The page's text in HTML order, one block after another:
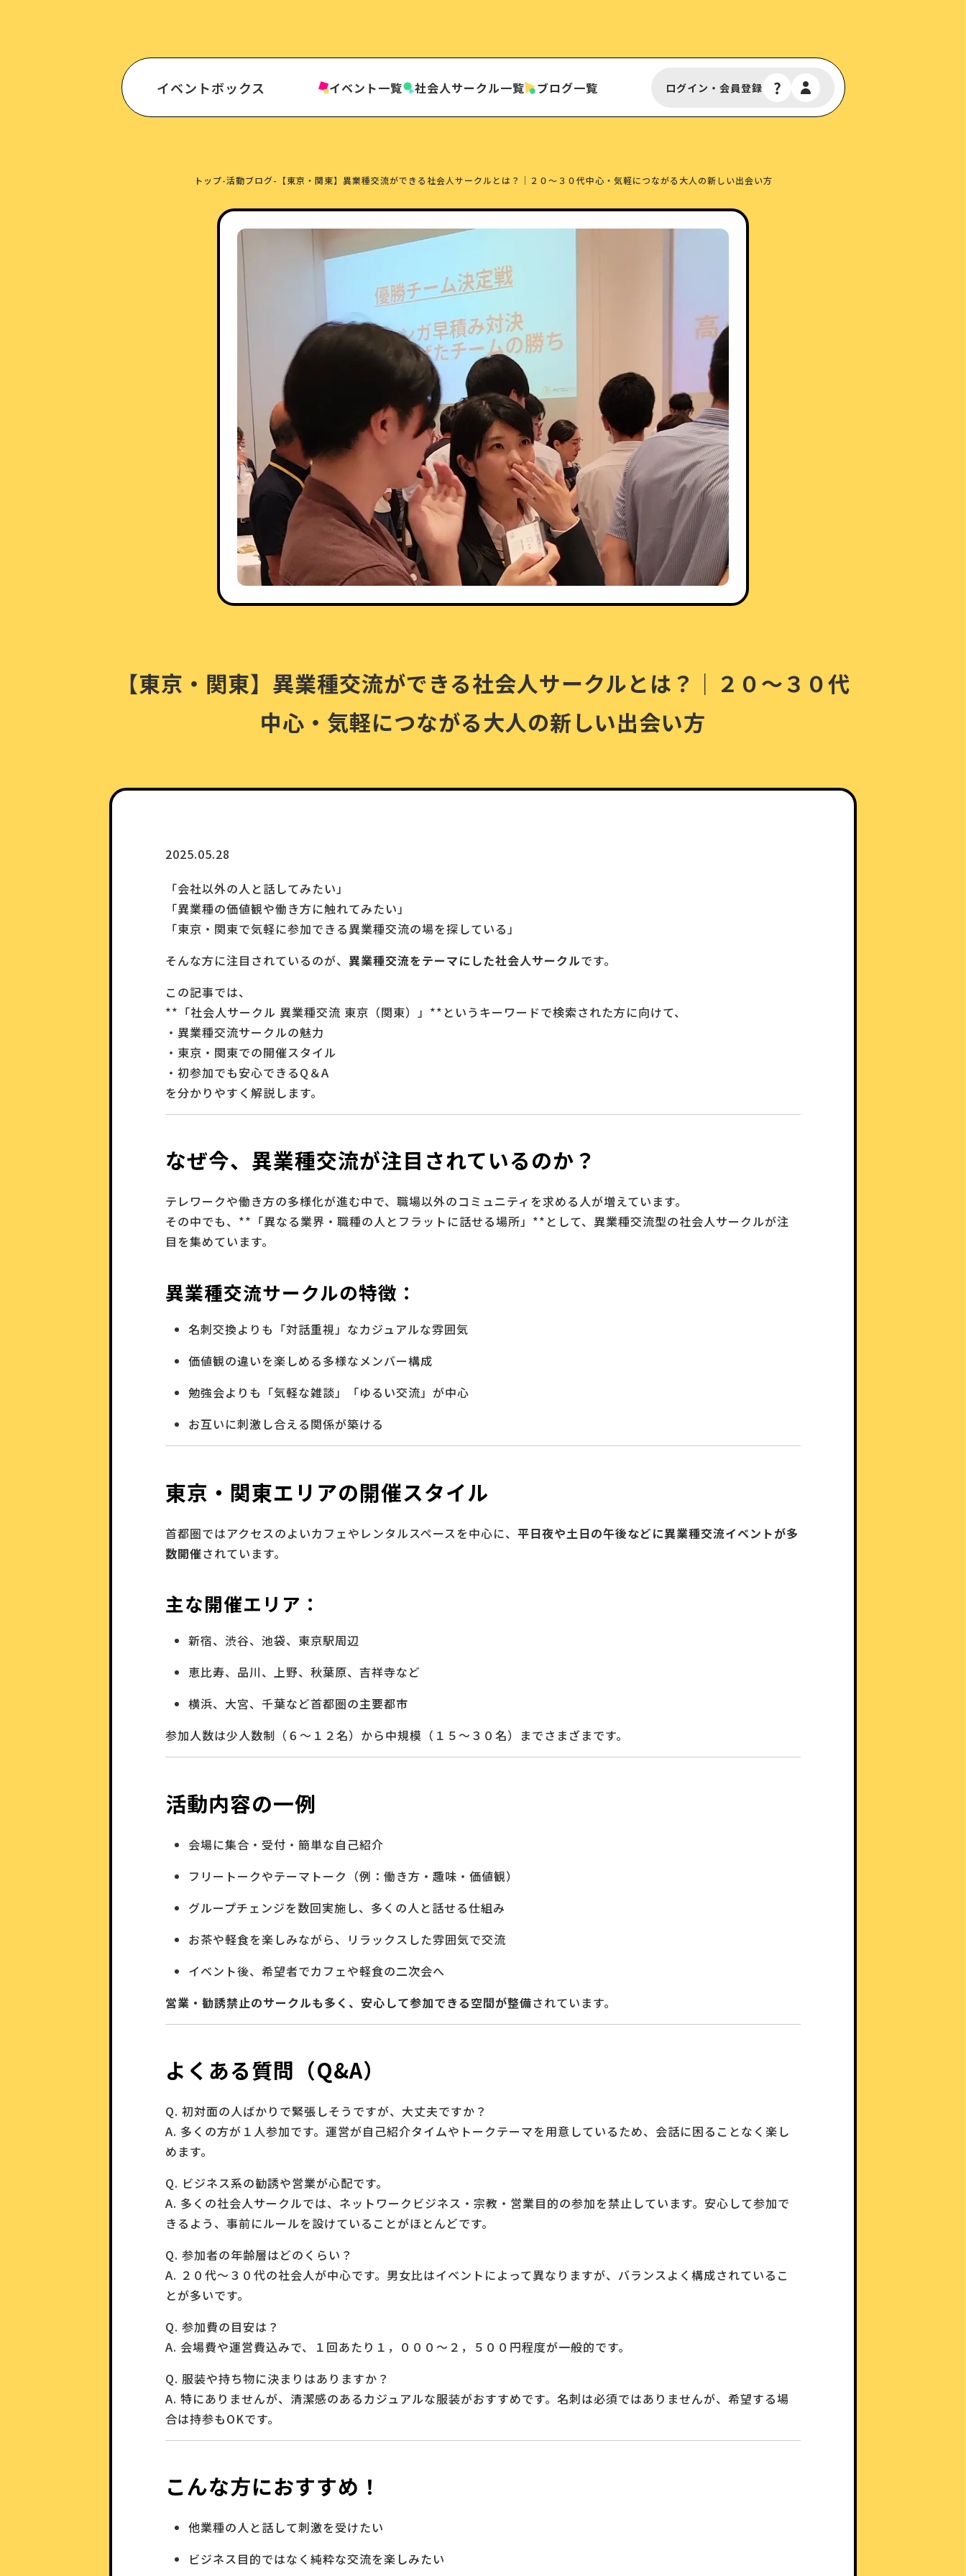
イベントボックス イベント一覧 社会人サークル一覧 ブログ一覧 ログイン・会員登録
トップ-活動ブログ- 【東京・関東】異業種交流ができる社会人サークルとは？｜２０〜３０代中心・気軽につながる大人の新しい出会い方
【東京・関東】異業種交流ができる社会人サークルとは？｜２０〜３０代
中心・気軽につながる大人の新しい出会い方
2025.05.28
「会社以外の人と話してみたい」
「異業種の価値観や働き方に触れてみたい」
「東京・関東で気軽に参加できる異業種交流の場を探している」
そんな方に注目されているのが、 異業種交流をテーマにした社会人サークルです。
この記事では、
**「社会人サークル 異業種交流 東京（関東）」**というキーワードで検索された方に向けて、
・異業種交流サークルの魅力
・東京・関東での開催スタイル
・初参加でも安心できるQ＆A
を分かりやすく解説します。
なぜ今、異業種交流が注目されているのか？
テレワークや働き方の多様化が進む中で、職場以外のコミュニティを求める人が増えています。
その中でも、**「異なる業界・職種の人とフラットに話せる場所」**として、異業種交流型の社会人サークルが注
目を集めています。
異業種交流サークルの特徴：
名刺交換よりも「対話重視」なカジュアルな雰囲気
価値観の違いを楽しめる多様なメンバー構成
勉強会よりも「気軽な雑談」「ゆるい交流」が中心
お互いに刺激し合える関係が築ける
東京・関東エリアの開催スタイル
首都圏ではアクセスのよいカフェやレンタルスペースを中心に、 平日夜や土日の午後などに異業種交流イベントが多
数開催されています。
主な開催エリア：
新宿、渋谷、池袋、東京駅周辺
恵比寿、品川、上野、秋葉原、吉祥寺など
横浜、大宮、千葉など首都圏の主要都市
参加人数は少人数制（６〜１２名）から中規模（１５〜３０名）までさまざまです。
活動内容の一例
会場に集合・受付・簡単な自己紹介
フリートークやテーマトーク（例：働き方・趣味・価値観）
グループチェンジを数回実施し、多くの人と話せる仕組み
お茶や軽食を楽しみながら、リラックスした雰囲気で交流
イベント後、希望者でカフェや軽食の二次会へ
営業・勧誘禁止のサークルも多く、安心して参加できる空間が整備されています。
よくある質問（Q&A）
Q. 初対面の人ばかりで緊張しそうですが、大丈夫ですか？
A. 多くの方が１人参加です。運営が自己紹介タイムやトークテーマを用意しているため、会話に困ることなく楽し
めます。
Q. ビジネス系の勧誘や営業が心配です。
A. 多くの社会人サークルでは、ネットワークビジネス・宗教・営業目的の参加を禁止しています。安心して参加で
きるよう、事前にルールを設けていることがほとんどです。
Q. 参加者の年齢層はどのくらい？
A. ２０代〜３０代の社会人が中心です。男女比はイベントによって異なりますが、バランスよく構成されているこ
とが多いです。
Q. 参加費の目安は？
A. 会場費や運営費込みで、１回あたり１，０００〜２，５００円程度が一般的です。
Q. 服装や持ち物に決まりはありますか？
A. 特にありませんが、清潔感のあるカジュアルな服装がおすすめです。名刺は必須ではありませんが、希望する場
合は持参もOKです。
こんな方におすすめ！
他業種の人と話して刺激を受けたい
ビジネス目的ではなく純粋な交流を楽しみたい